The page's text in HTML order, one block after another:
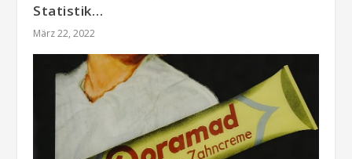
Statistik…
März 22, 2022